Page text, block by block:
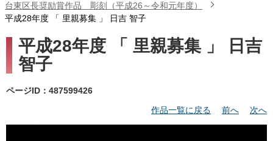
台東区長奨励賞作品 彫刻（平成26～令和元年度）
平成28年度 「 里親募集 」 日吉 智子
平成28年度 「 里親募集 」 日吉
智子
ページID：487599426
作品一覧に戻る
前へ 次へ